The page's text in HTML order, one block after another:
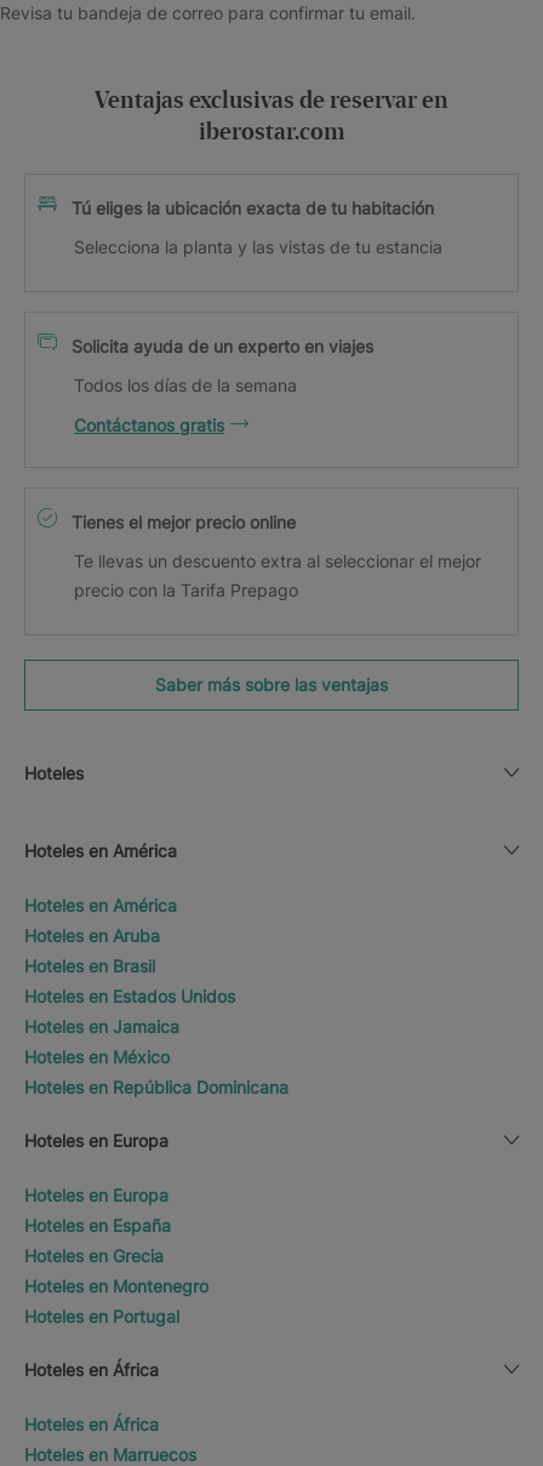
Revisa tu bandeja de correo para confirmar tu email.
Ventajas exclusivas de reservar en
iberostar.com
Tú eliges la ubicación exacta de tu habitación
Selecciona la planta y las vistas de tu estancia
Solicita ayuda de un experto en viajes
Todos los días de la semana
Contáctanos gratis
Tienes el mejor precio online
Te llevas un descuento extra al seleccionar el mejor
precio con la Tarifa Prepago
Saber más sobre las ventajas
Hoteles
Hoteles en América
Hoteles en América
Hoteles en Aruba
Hoteles en Brasil
Hoteles en Estados Unidos
Hoteles en Jamaica
Hoteles en México
Hoteles en República Dominicana
Hoteles en Europa
Hoteles en Europa
Hoteles en España
Hoteles en Grecia
Hoteles en Montenegro
Hoteles en Portugal
Hoteles en África
Hoteles en África
Hoteles en Marruecos